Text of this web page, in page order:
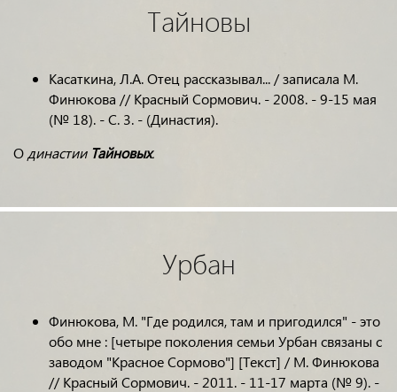
Тайновы
Касаткина, Л.А. Отец рассказывал... / записала М.
Финюкова // Красный Сормович. - 2008. - 9-15 мая
(№ 18). - С. 3. - (Династия).
О династии Тайновых.
Урбан
Финюкова, М. "Где родился, там и пригодился" - это
обо мне : [четыре поколения семьи Урбан связаны с
заводом "Красное Сормово"] [Текст] / М. Финюкова
// Красный Сормович. - 2011. - 11-17 марта (№ 9). -